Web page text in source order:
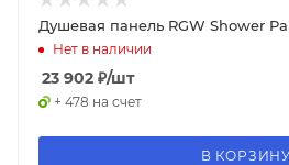
Душевая панель RGW Shower
Нет в наличии
23 902 ₽/шт
+ 478 на счет
В КОРЗИНУ